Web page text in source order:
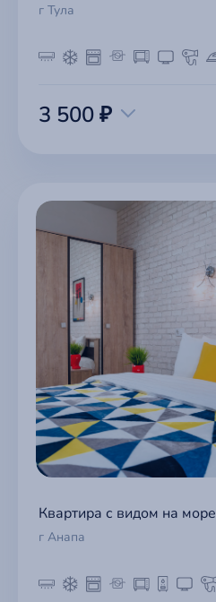
г Тула
3 500 ₽
Квартира с видом на море
г Анапа